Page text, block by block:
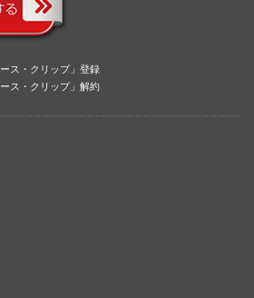
ス・クリップ」登録
ス・クリップ」解約